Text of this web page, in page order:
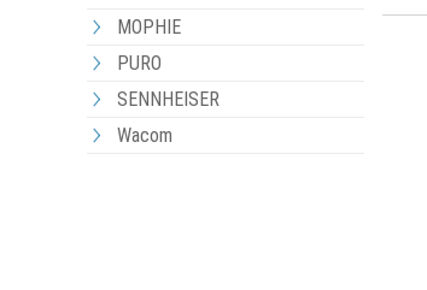
MOPHIE
PURO
SENNHEISER
Wacom